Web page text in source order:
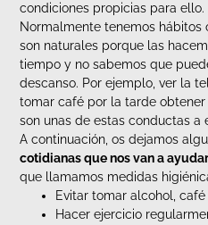
condiciones propicias para ello.
Normalmente tenemos
son naturales porque las
tiempo y no sabemos que
descanso. Por ejemplo, ver la
tomar café por la tarde obtener
son unas de estas conductas a
A continuación, os dejamos
cotidianas que nos van a
que llamamos medidas
Evitar tomar alcohol,
Hacer ejercicio